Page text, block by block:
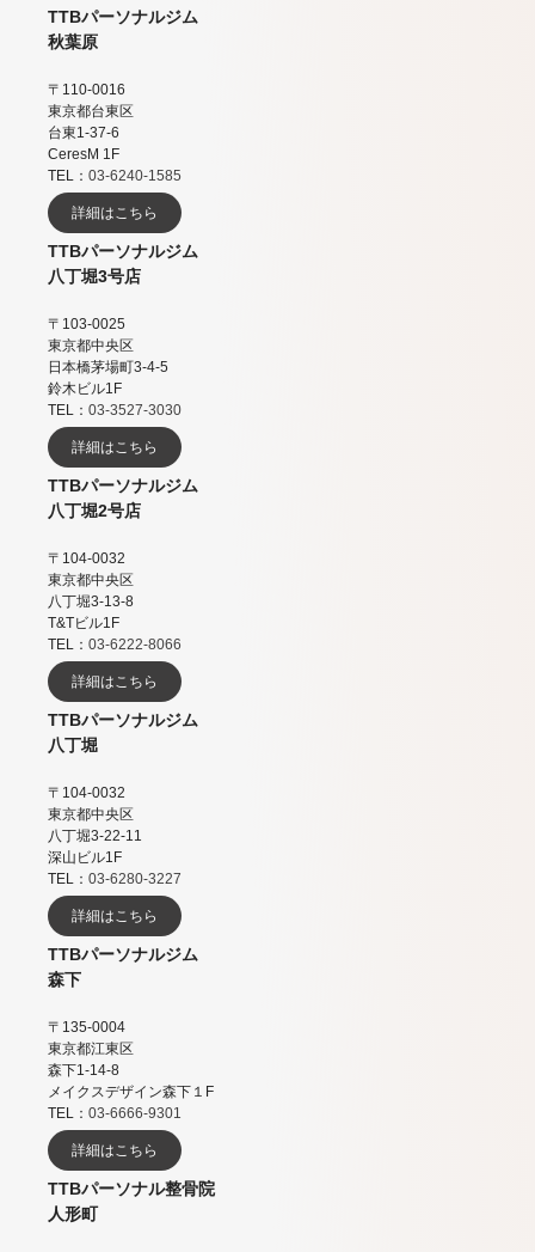
TTBパーソナルジム
秋葉原
〒110-0016
東京都台東区
台東1-37-6
CeresM 1F
TEL： 03-6240-1585
詳細はこちら
TTBパーソナルジム
八丁堀3号店
〒103-0025
東京都中央区
日本橋茅場町3-4-5
鈴木ビル1F
TEL： 03-3527-3030
詳細はこちら
TTBパーソナルジム
八丁堀2号店
〒104-0032
東京都中央区
八丁堀3-13-8
T&Tビル1F
TEL： 03-6222-8066
詳細はこちら
TTBパーソナルジム
八丁堀
〒104-0032
東京都中央区
八丁堀3-22-11
深山ビル1F
TEL： 03-6280-3227
詳細はこちら
TTBパーソナルジム
森下
〒135-0004
東京都江東区
森下1-14-8
メイクスデザイン森下１F
TEL： 03-6666-9301
詳細はこちら
TTBパーソナル整骨院
人形町